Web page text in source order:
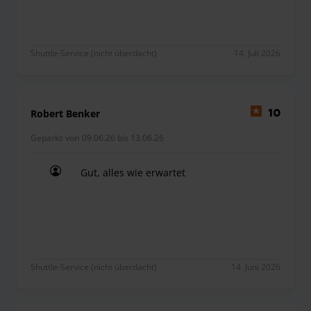
Shuttle-Service (nicht überdacht) 14. Juli 2026
Robert Benker 10
Geparkt von 09.06.26 bis 13.06.26
Gut, alles wie erwartet
Shuttle-Service (nicht überdacht) 14. Juni 2026